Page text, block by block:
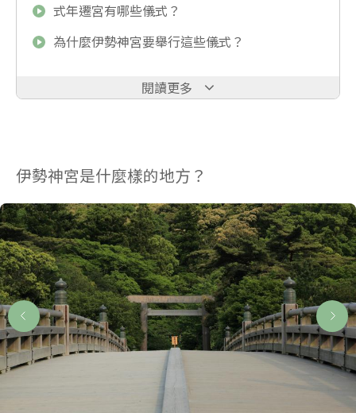
閱讀更多
式年遷宮有哪些儀式？
為什麼伊勢神宮要舉行這些儀式？
伊勢神宮是什麼樣的地方？